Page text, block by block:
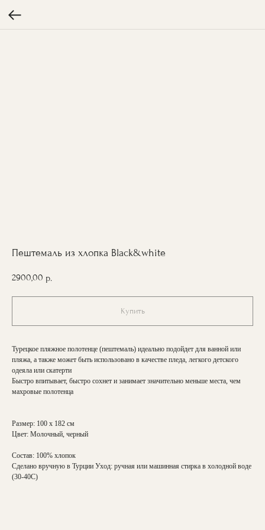
Пештемаль из хлопка Black&white
2900,00 р.
Купить
Турецкое пляжное полотенце (пештемаль) идеально подойдет для ванной или
пляжа, а также может быть использовано в качестве пледа, легкого детского
одеяла или скатерти
Быстро впитывает, быстро сохнет и занимает значительно меньше места, чем
махровые полотенца
Размер: 100 х 182 см
Цвет: Молочный, черный
Состав: 100% хлопок
Сделано вручную в Турции Уход: ручная или машинная стирка в холодной воде
(30-40С)